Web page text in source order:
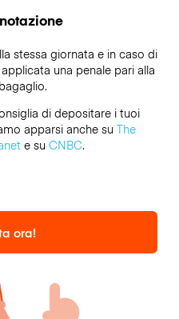
stessa giornata e in caso di
una penale pari alla
di depositare i tuoi
apparsi anche su The
e su CNBC.
ora!